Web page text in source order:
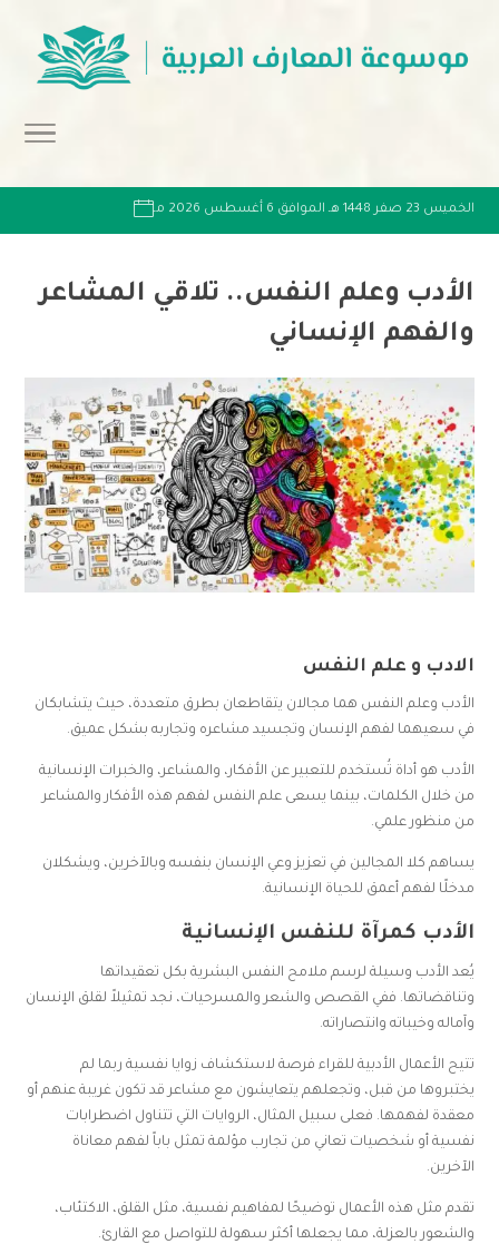
الخميس 23 صفر 1448 هـ الموافق 6 أغسطس 2026 مـ
الأدب وعلم النفس.. تلاقي المشاعر
والفهم الإنساني
الادب و علم النفس
الأدب وعلم النفس هما مجالان يتقاطعان بطرق متعددة، حيث يتشابكان
في سعيهما لفهم الإنسان وتجسيد مشاعره وتجاربه بشكل عميق.
الأدب هو أداة تُستخدم للتعبير عن الأفكار، والمشاعر، والخبرات الإنسانية
من خلال الكلمات، بينما يسعى علم النفس لفهم هذه الأفكار والمشاعر
من منظور علمي.
يساهم كلا المجالين في تعزيز وعي الإنسان بنفسه وبالآخرين، ويشكلان
مدخلًا لفهم أعمق للحياة الإنسانية.
الأدب كمرآة للنفس الإنسانية
يُعد الأدب وسيلة لرسم ملامح النفس البشرية بكل تعقيداتها
وتناقضاتها. ففي القصص والشعر والمسرحيات، نجد تمثيلاً لقلق الإنسان
وآماله وخيباته وانتصاراته.
تتيح الأعمال الأدبية للقراء فرصة لاستكشاف زوايا نفسية ربما لم
يختبروها من قبل، وتجعلهم يتعايشون مع مشاعر قد تكون غريبة عنهم أو
معقدة لفهمها. فعلى سبيل المثال، الروايات التي تتناول اضطرابات
نفسية أو شخصيات تعاني من تجارب مؤلمة تمثل باباً لفهم معاناة
الآخرين.
تقدم مثل هذه الأعمال توضيحًا لمفاهيم نفسية، مثل القلق، الاكتئاب،
والشعور بالعزلة، مما يجعلها أكثر سهولة للتواصل مع القارئ.